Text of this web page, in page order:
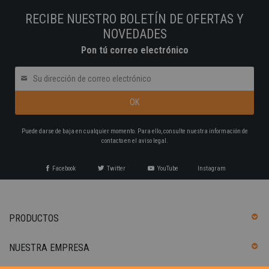
RECIBE NUESTRO BOLETÍN DE OFERTAS Y
NOVEDADES
Pon tú correo electrónico
Puede darse de baja en cualquier momento. Para ello, consulte nuestra información de
contacto en el aviso legal.
Facebook Twitter YouTube Instagram
PRODUCTOS
NUESTRA EMPRESA